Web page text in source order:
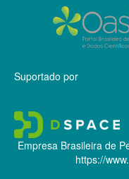
Suportado por
Empresa Brasileira de
https://